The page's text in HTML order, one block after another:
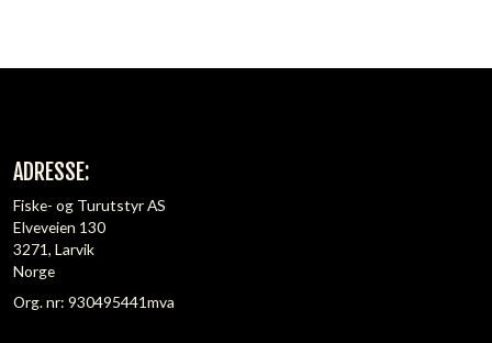
ADRESSE:
Fiske- og Turutstyr AS
Elveveien 130
3271, Larvik
Norge
Org. nr: 930495441mva